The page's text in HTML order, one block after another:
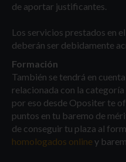
de aportar justificantes.
Los servicios prestados en
deberán ser debidamente
Formación
También se tendrá en
relacionada con la
por eso desde Opositer te
puntos en tu baremo de
de conseguir tu plaza al
homologados online y